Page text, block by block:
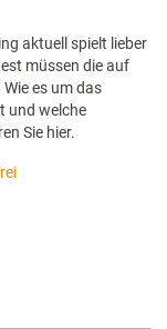
aktuell spielt lieber
müssen die auf
es um das
und welche
Sie hier.